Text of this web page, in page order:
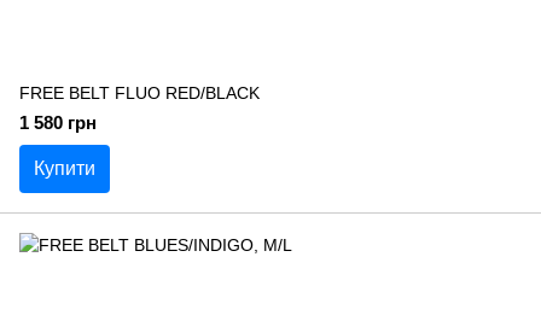
FREE BELT FLUO RED/BLACK
1 580 грн
Купити